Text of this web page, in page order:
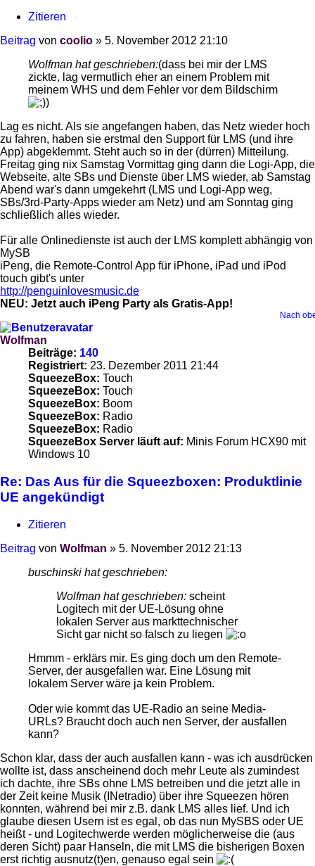
Zitieren
Beitrag von coolio » 5. November 2012 21:10
Wolfman hat geschrieben:(dass bei mir der LMS
zickte, lag vermutlich eher an einem Problem mit
meinem WHS und dem Fehler vor dem Bildschirm
)
Lag es nicht. Als sie angefangen haben, das Netz wieder hoch
zu fahren, haben sie erstmal den Support für LMS (und ihre
App) abgeklemmt. Steht auch so in der (dürren) Mitteilung.
Freitag ging nix Samstag Vormittag ging dann die Logi-App, die
Webseite, alte SBs und Dienste über LMS wieder, ab Samstag
Abend war's dann umgekehrt (LMS und Logi-App weg,
SBs/3rd-Party-Apps wieder am Netz) und am Sonntag ging
schließlich alles wieder.
Für alle Onlinedienste ist auch der LMS komplett abhängig von
MySB
iPeng, die Remote-Control App für iPhone, iPad und iPod
touch gibt's unter
http://penguinlovesmusic.de
NEU: Jetzt auch iPeng Party als Gratis-App!
Nach
Wolfman
Beiträge: 140
Registriert: 23. Dezember 2011 21:44
SqueezeBox: Touch
SqueezeBox: Touch
SqueezeBox: Boom
SqueezeBox: Radio
SqueezeBox: Radio
SqueezeBox Server läuft auf: Minis Forum HCX90 mit
Windows 10
Re: Das Aus für die Squeezboxen: Produktlinie
UE angekündigt
Zitieren
Beitrag von Wolfman » 5. November 2012 21:13
buschinski hat geschrieben:
Wolfman hat geschrieben: scheint
Logitech mit der UE-Lösung ohne
lokalen Server aus markttechnischer
Sicht gar nicht so falsch zu liegen
Hmmm - erklärs mir. Es ging doch um den Remote-
Server, der ausgefallen war. Eine Lösung mit
lokalem Server wäre ja kein Problem.
Oder wie kommt das UE-Radio an seine Media-
URLs? Braucht doch auch nen Server, der ausfallen
kann?
Schon klar, dass der auch ausfallen kann - was ich ausdrücken
wollte ist, dass anscheinend doch mehr Leute als zumindest
ich dachte, ihre SBs ohne LMS betreiben und die jetzt alle in
der Zeit keine Musik (INetradio) über ihre Squeezen hören
konnten, während bei mir z.B. dank LMS alles lief. Und ich
glaube diesen Usern ist es egal, ob das nun MySBS oder UE
heißt - und Logitechwerde werden möglicherweise die (aus
deren Sicht) paar Hanseln, die mit LMS die bisherigen Boxen
erst richtig ausnutz(t)en, genauso egal sein